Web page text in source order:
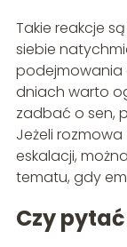
Takie reakcje
siebie
podejmowania
dniach warto
zadbać o sen,
Jeżeli
eskalacji,
tematu, gdy
Czy